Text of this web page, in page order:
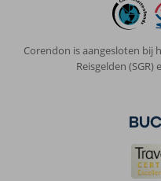
Corendon is aangesloten bij
Reisgelden